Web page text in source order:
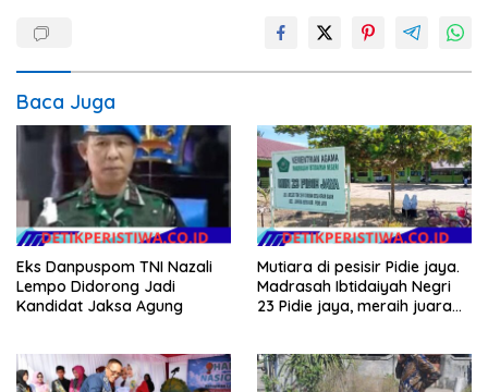
Baca Juga
Eks Danpuspom TNI Nazali
Lempo Didorong Jadi
Kandidat Jaksa Agung
Mutiara di pesisir Pidie jaya.
Madrasah Ibtidaiyah Negri
23 Pidie jaya, meraih juara